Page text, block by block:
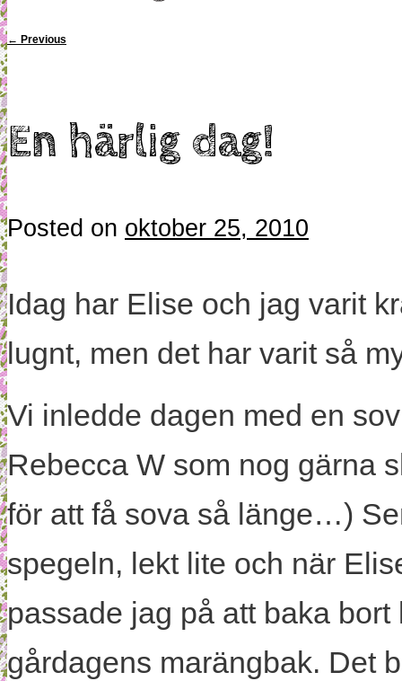
← Previous
En härlig dag!
Posted on oktober 25, 2010
Idag har Elise och jag varit
lugnt, men det har varit så
Vi inledde dagen med en
Rebecca W som nog gärna
för att få sova så länge…)
spegeln, lekt lite och när
passade jag på att baka
gårdagens marängbak. Det